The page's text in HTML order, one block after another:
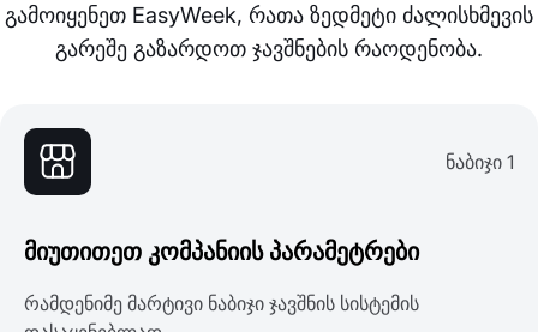
გამოიყენეთ EasyWeek, რათა ზედმეტი ძალისხმევის
გარეშე გაზარდოთ ჯავშნების რაოდენობა.
ნაბიჯი 1
მიუთითეთ კომპანიის პარამეტრები
რამდენიმე მარტივი ნაბიჯი ჯავშნის სისტემის